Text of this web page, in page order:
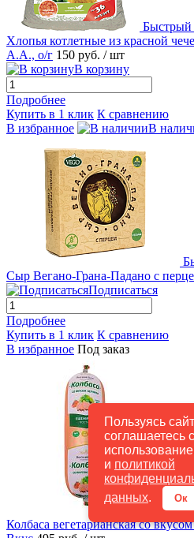
Пользуясь
соглашаетесь с
и политикой
данных. Ок
Быстрый
Хлопья котлетные из красной
А.А., о/г 150 руб. / шт
В корзину
Подробнее
Купить в 1 клик К сравнению
В избранное
В
Сыр Вегано-Грана-Падано с
Подписаться
Подробнее
Купить в 1 клик К сравнению
В избранное Под заказ
Колбаса вегетарианская со